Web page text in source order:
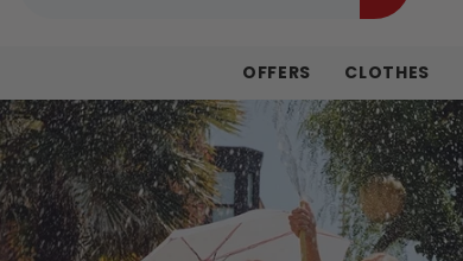
OFFERS CLOTHES